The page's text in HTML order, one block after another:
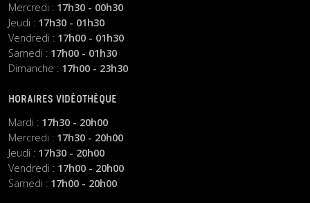
Mercredi : 17h30 - 00h30
Jeudi : 17h30 - 01h30
Vendredi : 17h00 - 01h30
Samedi : 17h00 - 01h30
Dimanche : 17h00 - 23h30
HORAIRES VIDÉOTHÈQUE
Mardi : 17h30 - 20h00
Mercredi : 17h30 - 20h00
Jeudi : 17h30 - 20h00
Vendredi : 17h00 - 20h00
Samedi : 17h00 - 20h00